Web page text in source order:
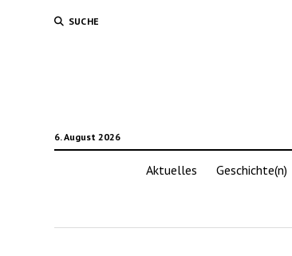
SUCHE
6. August 2026
Aktuelles Geschichte(n)